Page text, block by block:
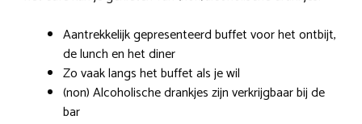
Aantrekkelijk gepresenteerd buffet voor het ontbijt,
de lunch en het diner
Zo vaak langs het buffet als je wil
(non) Alcoholische drankjes zijn verkrijgbaar bij de
bar